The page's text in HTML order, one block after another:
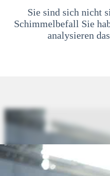
Sie sind sich nicht
Schimmelbefall Sie
analysieren